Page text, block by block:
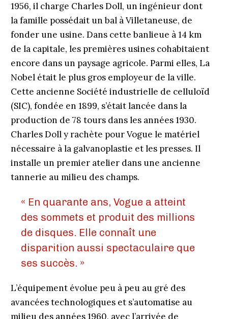
1956, il charge Charles Doll, un ingénieur dont
la famille possédait un bal à Villetaneuse, de
fonder une usine. Dans cette banlieue à 14 km
de la capitale, les premières usines cohabitaient
encore dans un paysage agricole. Parmi elles, La
Nobel était le plus gros employeur de la ville.
Cette ancienne Société industrielle de celluloïd
(SIC), fondée en 1899, s’était lancée dans la
production de 78 tours dans les années 1930.
Charles Doll y rachète pour Vogue le matériel
nécessaire à la galvanoplastie et les presses. Il
installe un premier atelier dans une ancienne
tannerie au milieu des champs.
« En quarante ans, Vogue a atteint
des sommets et produit des millions
de disques. Elle connaît une
disparition aussi spectaculaire que
ses succès. »
L’équipement évolue peu à peu au gré des
avancées technologiques et s’automatise au
milieu des années 1960, avec l’arrivée de